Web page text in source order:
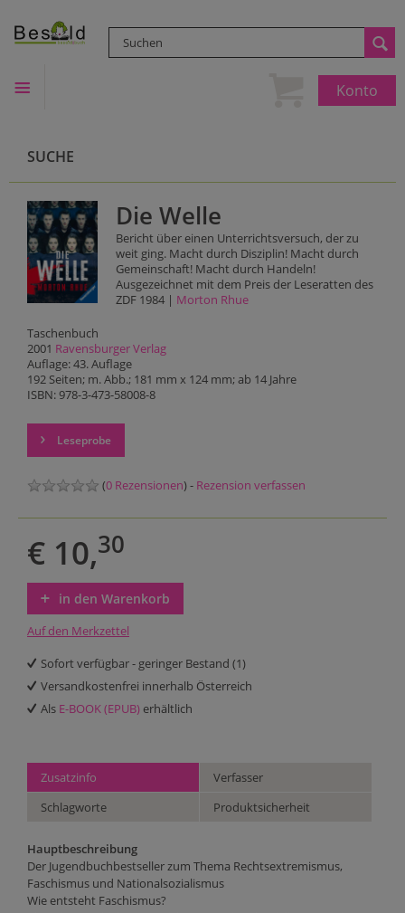
Konto
SUCHE
Die Welle
Bericht über einen Unterrichtsversuch, der zu
weit ging. Macht durch Disziplin! Macht durch
Gemeinschaft! Macht durch Handeln!
Ausgezeichnet mit dem Preis der Leseratten des
ZDF 1984 | Morton Rhue
Taschenbuch
2001 Ravensburger Verlag
Auflage: 43. Auflage
192 Seiten; m. Abb.; 181 mm x 124 mm; ab 14 Jahre
ISBN: 978-3-473-58008-8
Leseprobe
(0 Rezensionen) - Rezension verfassen
€ 10,30
in den Warenkorb
Auf den Merkzettel
Sofort verfügbar - geringer Bestand (1)
Versandkostenfrei innerhalb Österreich
Als E-BOOK (EPUB) erhältlich
Zusatzinfo
Verfasser
Schlagworte
Produktsicherheit
Hauptbeschreibung
Der Jugendbuchbestseller zum Thema Rechtsextremismus,
Faschismus und Nationalsozialismus
Wie entsteht Faschismus?